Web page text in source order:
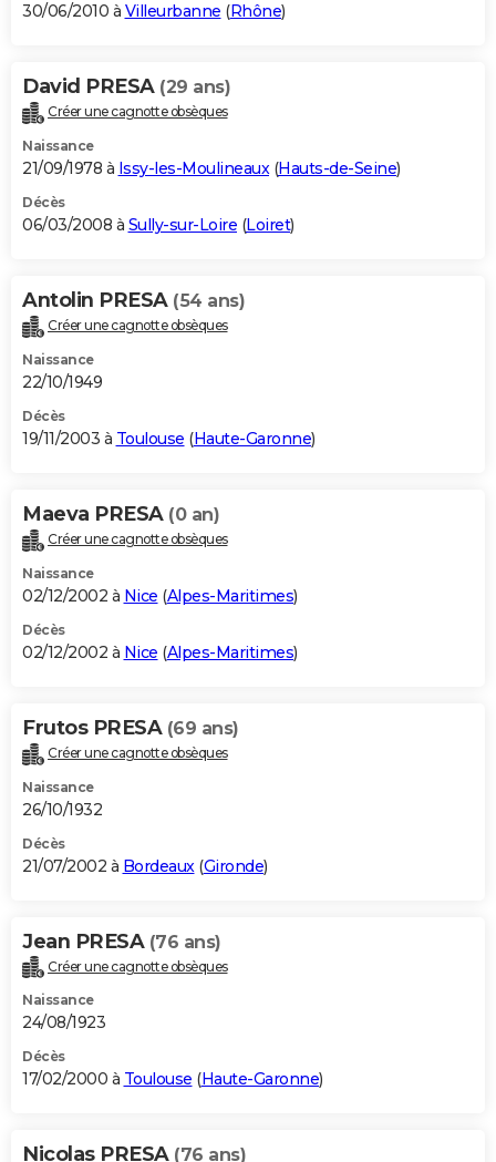
30/06/2010 à Villeurbanne (Rhône)
David PRESA (29 ans)
Créer une cagnotte obsèques
Naissance
21/09/1978 à Issy-les-Moulineaux(Hauts-de-Seine)
Décès
06/03/2008 à Sully-sur-Loire (Loiret)
Antolin PRESA (54 ans)
Créer une cagnotte obsèques
Naissance
22/10/1949
Décès
19/11/2003 à Toulouse (Haute-Garonne)
Maeva PRESA (0 an)
Créer une cagnotte obsèques
Naissance
02/12/2002 à Nice (Alpes-Maritimes)
Décès
02/12/2002 à Nice (Alpes-Maritimes)
Frutos PRESA (69 ans)
Créer une cagnotte obsèques
Naissance
26/10/1932
Décès
21/07/2002 à Bordeaux (Gironde)
Jean PRESA (76 ans)
Créer une cagnotte obsèques
Naissance
24/08/1923
Décès
17/02/2000 à Toulouse (Haute-Garonne)
Nicolas PRESA (76 ans)